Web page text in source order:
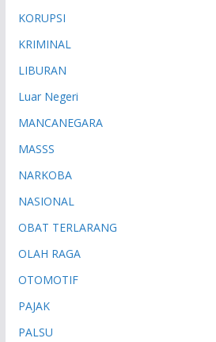
KORUPSI
KRIMINAL
LIBURAN
Luar Negeri
MANCANEGARA
MASSS
NARKOBA
NASIONAL
OBAT TERLARANG
OLAH RAGA
OTOMOTIF
PAJAK
PALSU